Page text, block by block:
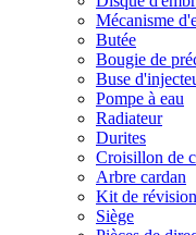
Mécanisme
Butée
Bougie de
Buse
Pompe à eau
Radiateur
Durites
Croisillon de
Arbre cardan
Kit de
Siège